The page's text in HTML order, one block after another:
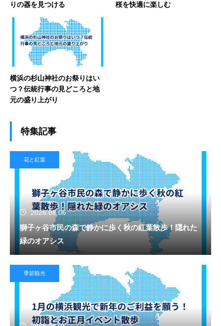
りの器を見つける
桜を快適に楽しむ
横浜の杉山神社のお祭りはい
つ？伝統行事の見どころと地
元の盛り上がり
特集記事
花と紅葉
2026.08.06
獅子ヶ谷市民の森で静かに歩く秋の紅葉散歩！隠れた
緑のオアシス
季節観光